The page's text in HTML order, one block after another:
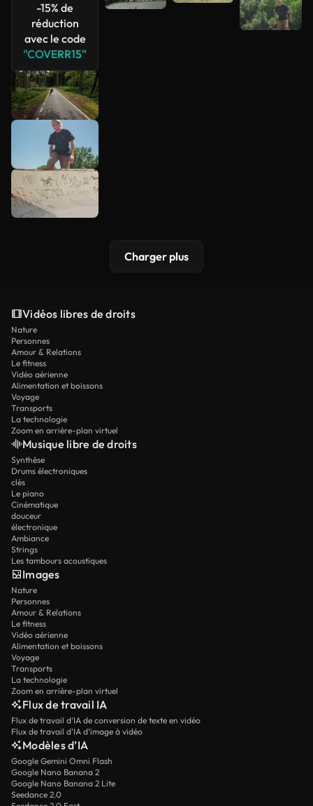
-15% de
réduction
avec le code
"COVERR15"
Charger plus
Vidéos libres de droits
Nature
Personnes
Amour & Relations
Le fitness
Vidéo aérienne
Alimentation et boissons
Voyage
Transports
La technologie
Zoom en arrière-plan virtuel
Musique libre de droits
Synthèse
Drums électroniques
clés
Le piano
Cinématique
douceur
électronique
Ambiance
Strings
Les tambours acoustiques
Images
Nature
Personnes
Amour & Relations
Le fitness
Vidéo aérienne
Alimentation et boissons
Voyage
Transports
La technologie
Zoom en arrière-plan virtuel
Flux de travail IA
Flux de travail d’IA de conversion de texte en vidéo
Flux de travail d’IA d’image à vidéo
Modèles d’IA
Google Gemini Omni Flash
Google Nano Banana 2
Google Nano Banana 2 Lite
Seedance 2.0